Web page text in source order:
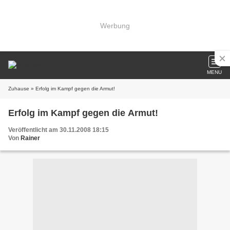
Werbung
MENU
Zuhause » Erfolg im Kampf gegen die Armut!
Erfolg im Kampf gegen die Armut!
Veröffentlicht am 30.11.2008 18:15
Von Rainer